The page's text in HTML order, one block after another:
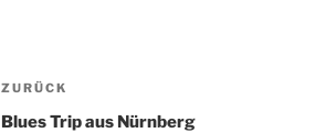
Beitragsnavigation
Vorheriger
Beitrag
ZURÜCK
Blues Trip aus Nürnberg